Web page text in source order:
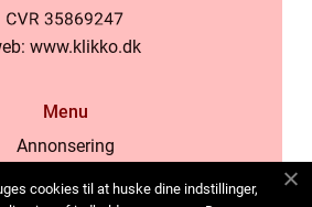
www.klikko.dk
Menu
Annonsering
cookies til at huske dine indstillinger,